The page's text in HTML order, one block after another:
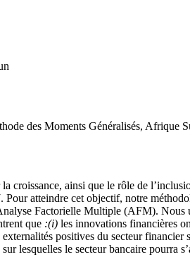
des Moments Généralisés, Afrique
croissance, ainsi que le rôle de
atteindre cet objectif, notre
Factorielle Multiple (AFM). Nous
que :(i) les innovations financières
positives du secteur
lesquelles le secteur bancaire